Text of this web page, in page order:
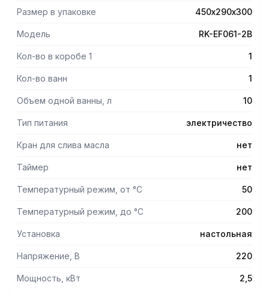
Размер в упаковке 450х290х300
Модель RK-EF061-2B
Кол-во в коробе 1 1
Кол-во ванн 1
Объем одной ванны, л 10
Тип питания электричество
Кран для слива масла нет
Таймер нет
Температурный режим, от °С 50
Температурный режим, до °С 200
Установка настольная
Напряжение, В 220
Мощность, кВт 2,5